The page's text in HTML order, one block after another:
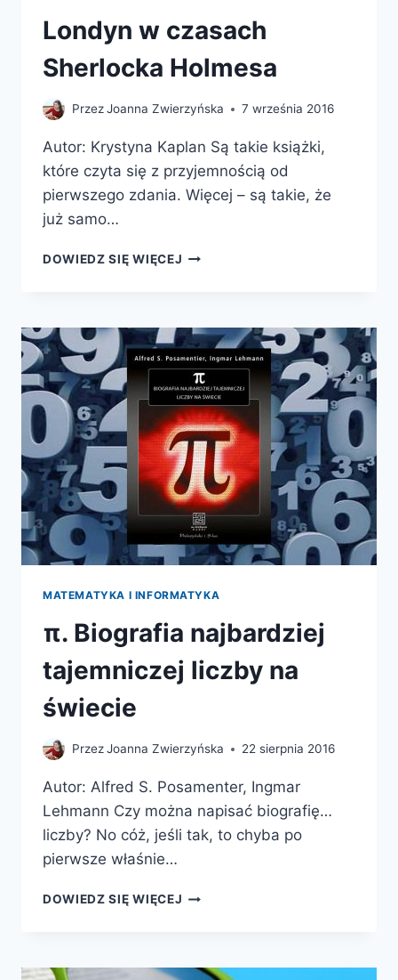
Londyn w czasach
Sherlocka Holmesa
PrzezJoanna Zwierzyńska 7 września 2016
Autor: Krystyna Kaplan Są takie książki,
które czyta się z przyjemnością od
pierwszego zdania. Więcej – są takie, że
już samo…
DOWIEDZ SIĘ WIĘCEJ LONDYN
HOLMESA
MATEMATYKA I INFORMATYKA
π. Biografia najbardziej
tajemniczej liczby na
świecie
PrzezJoanna Zwierzyńska 22 sierpnia 2016
Autor: Alfred S. Posamenter, Ingmar
Lehmann Czy można napisać biografię…
liczby? No cóż, jeśli tak, to chyba po
pierwsze właśnie…
DOWIEDZ SIĘ WIĘCEJ Π.
LICZBY